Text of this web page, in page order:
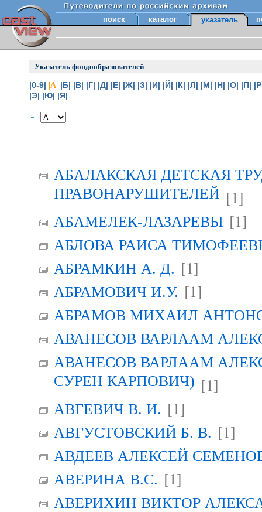
поиск каталог указатель
Указатель фондообразователей
|0-9| |А| |Б| |В| |Г| |Д| |Е| |Ж| |З| |И| |Й| |К| |Л| |М| |Н| |О| |П|
|Э| |Ю| |Я|
АБАЛАКСКАЯ ДЕТСКАЯ
ПРАВОНАРУШИТЕЛЕЙ [1]
АБАМЕЛЕК-ЛАЗАРЕВЫ [1]
АБЛОВА РАИСА
АБРАМКИН А. Д. [1]
АБРАМОВИЧ И.У. [1]
АБРАМОВ МИХАИЛ
АВАНЕСОВ ВАРЛААМ
АВАНЕСОВ ВАРЛААМ
СУРЕН КАРПОВИЧ) [1]
АВГЕВИЧ В. И. [1]
АВГУСТОВСКИЙ Б. В. [1]
АВДЕЕВ АЛЕКСЕЙ
АВЕРИНА B.C. [1]
АВЕРИХИН ВИКТОР